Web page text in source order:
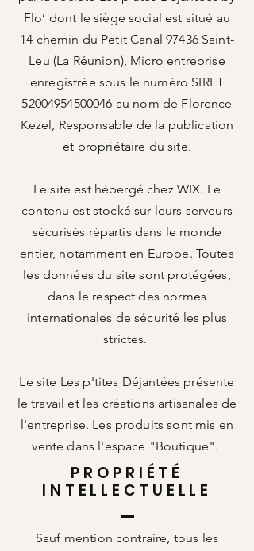
Flo’ dont le siège social est situé au
14 chemin du Petit Canal 97436 Saint-
Leu (La Réunion), Micro entreprise
enregistrée sous le numéro SIRET
52004954500046 au nom de Florence
Kezel, Responsable de la publication
et propriétaire du site.
Le site est hébergé chez WIX. Le
contenu est stocké sur leurs serveurs
sécurisés répartis dans le monde
entier, notamment en Europe. Toutes
les données du site sont protégées,
dans le respect des normes
internationales de sécurité les plus
strictes.
Le site Les p'tites Déjantées présente
le travail et les créations artisanales de
l'entreprise. Les produits sont mis en
vente dans l'espace "Boutique".
PROPRIÉTÉ
INTELLECTUELLE
Sauf mention contraire, tous les